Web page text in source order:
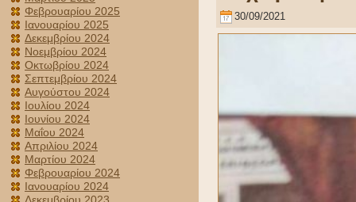
Φεβρουαρίου 2025
Ιανουαρίου 2025
Δεκεμβρίου 2024
Νοεμβρίου 2024
Οκτωβρίου 2024
Σεπτεμβρίου 2024
Αυγούστου 2024
Ιουλίου 2024
Ιουνίου 2024
Μαΐου 2024
Απριλίου 2024
Μαρτίου 2024
Φεβρουαρίου 2024
Ιανουαρίου 2024
30/09/2021